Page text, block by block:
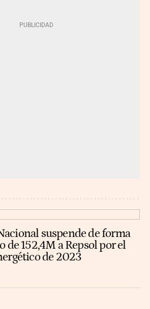
suspende de forma
de 152,4M a Repsol por el
de 2023